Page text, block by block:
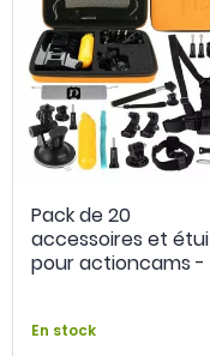
Pack de 20
accessoires et étui
pour actioncams -
En stock